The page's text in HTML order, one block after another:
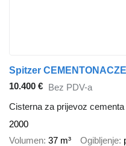
10.400 € Bez PDV-a
Cisterna za prijevoz cementa
2000
Volumen 37 m³ Ogibljenje